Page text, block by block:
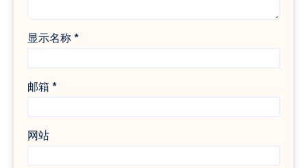
显示名称 *
邮箱 *
网站